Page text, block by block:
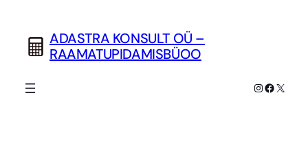
juurde
ADASTRA KONSULT OÜ –
RAAMATUPIDAMISBÜOO
Instagram
X